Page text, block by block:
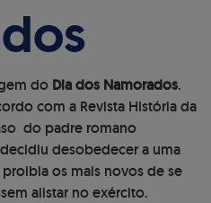
do Dia dos Namorados.
com a Revista História da
do padre romano
desobedecer a uma
os mais novos de se
alistar no exército.